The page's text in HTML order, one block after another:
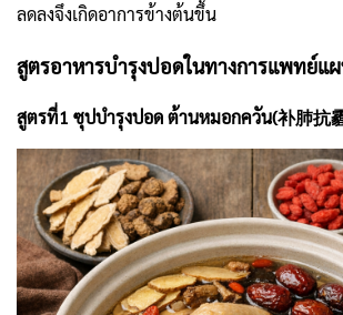
ลดลงจึงเกิดอาการข้างต้นขึ้น
สูตรอาหารบำรุงปอดในทางการแพทย์แ
สูตรที่1 ซุปบำรุงปอด ต้านหมอกควัน(补肺抗